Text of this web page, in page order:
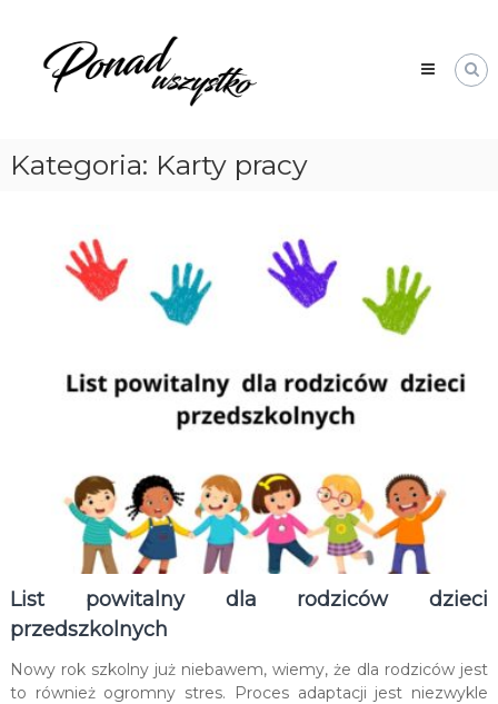
contentWszystko
Kategoria: Karty pracy
List powitalny dla rodziców dzieci
przedszkolnych
Nowy rok szkolny już niebawem, wiemy, że dla rodziców jest
to również ogromny stres. Proces adaptacji jest niezwykle